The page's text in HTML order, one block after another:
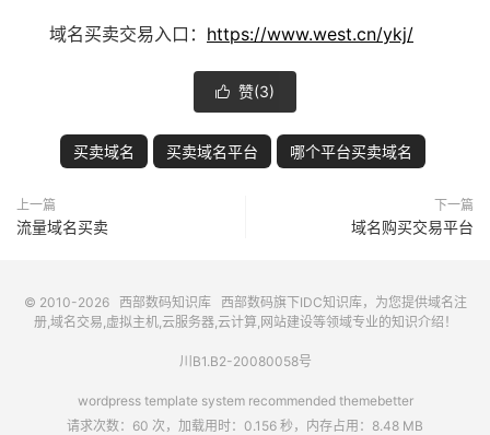
域名买卖交易入口： https://www.west.cn/ykj/
 赞(3)
买卖域名 买卖域名平台 哪个平台买卖域名
上一篇
流量域名买卖
下一篇
域名购买交易平台
© 2010-2026 西部数码知识库 西部数码旗下IDC知识库，为您提供域名注
册,域名交易,虚拟主机,云服务器,云计算,网站建设等领域专业的知识介绍！
川B1.B2-20080058号
wordpress template system recommended themebetter
请求次数：60 次，加载用时：0.156 秒，内存占用：8.48 MB